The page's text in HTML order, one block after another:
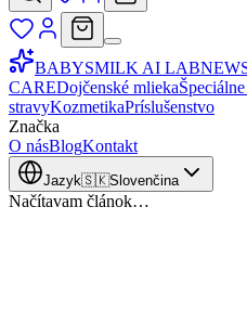
BABYSMILK AI LABNEW
CAREDojčenské mlieka
stravyKozmetikaPríslušenstvo
Značka
O násBlogKontakt
Jazyk🇸🇰Slovenčina
Načítavam článok…